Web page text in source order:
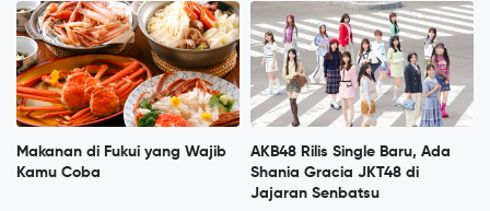
Makanan di Fukui yang Wajib
Kamu Coba
AKB48 Rilis Single Baru, Ada
Shania Gracia JKT48 di
Jajaran Senbatsu